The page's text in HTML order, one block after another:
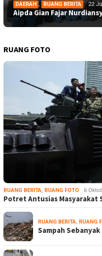
DAERAH , RUANG BERITA 22
Aipda Gian Fajar
RUANG FOTO
RUANG BERITA, RUANG FOTO 6
Potret Antusias Masyarakat
RUANG BERITA, RUANG
Sampah